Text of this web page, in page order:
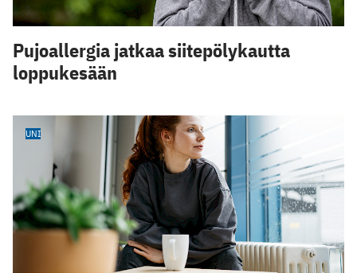
Pujoallergia jatkaa siitepölykautta
loppukesään
UNI